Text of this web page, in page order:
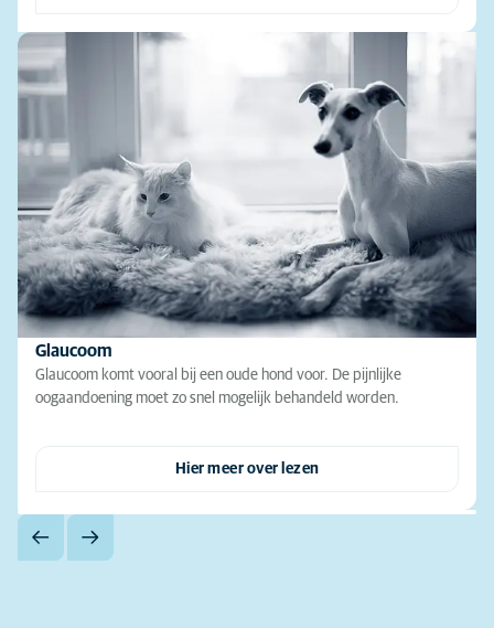
Glaucoom
Glaucoom komt vooral bij een oude hond voor. De pijnlijke
oogaandoening moet zo snel mogelijk behandeld worden.
Hier meer over lezen